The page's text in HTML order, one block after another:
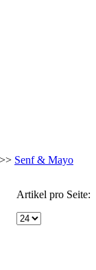
Senf & Mayo
Artikel pro Seite: